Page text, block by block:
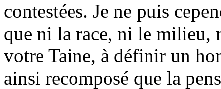
contestées. Je ne puis
que ni la race, ni le milieu,
votre Taine, à définir un
ainsi recomposé que la